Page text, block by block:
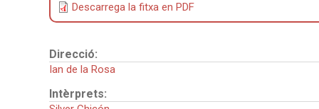
Descarrega la fitxa en PDF
Direcció:
Ian de la Rosa
Intèrprets: